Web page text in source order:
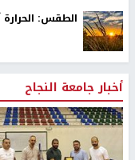
الطقس:
أخبار جامعة النجاح